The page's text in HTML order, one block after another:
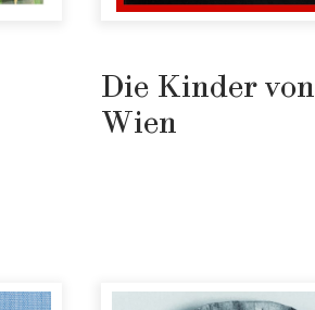
Die Kinder von
Wien